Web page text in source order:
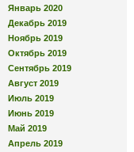
Январь 2020
Декабрь 2019
Ноябрь 2019
Октябрь 2019
Сентябрь 2019
Август 2019
Июль 2019
Июнь 2019
Май 2019
Апрель 2019